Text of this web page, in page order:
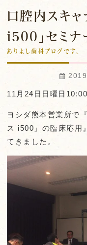
口腔内スキャ
i500」セミナ
ありよし歯科ブログです。
11月24日日曜日
ヨシダ熊本営業所で
ス i500」の臨床応用
てきました。